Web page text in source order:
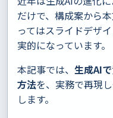
だけで、構成案から
ってはスライドデザ
実的になっています。
本記事では、 生成AI
方法を、実務で再現
します。